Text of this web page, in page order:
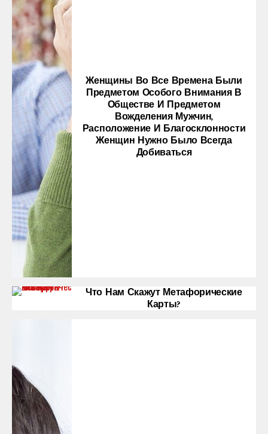
Женщины Во Все Времена Были
Предметом Особого Внимания В
Обществе И Предметом
Вожделения Мужчин,
Расположение И Благосклонности
Женщин Нужно Было Всегда
Добиваться
Что Нам Скажут Метафорические
Карты?